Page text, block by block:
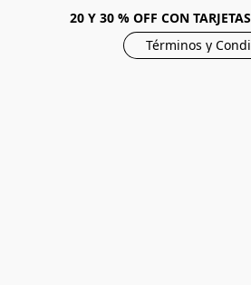
20 Y 30 % OFF CON
Términos y